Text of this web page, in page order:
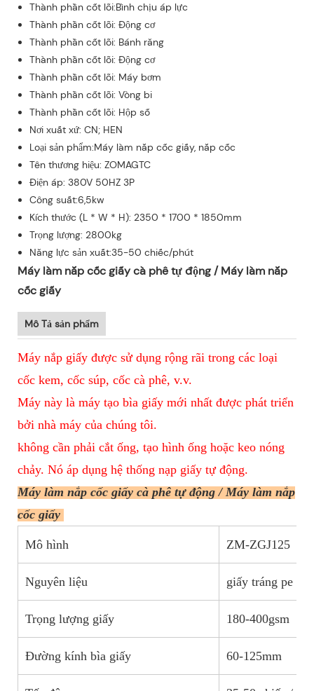
Thành phần cốt lõi:Bình chịu áp lực
Thành phần cốt lõi: Động cơ
Thành phần cốt lõi: Bánh răng
Thành phần cốt lõi: Động cơ
Thành phần cốt lõi: Máy bơm
Thành phần cốt lõi: Vòng bi
Thành phần cốt lõi: Hộp số
Nơi xuất xứ: CN; HEN
Loại sản phẩm:Máy làm nắp cốc giấy, nắp cốc
Tên thương hiệu: ZOMAGTC
Điện áp: 380V 50HZ 3P
Công suất:6,5kw
Kích thước (L * W * H): 2350 * 1700 * 1850mm
Trọng lượng: 2800kg
Năng lực sản xuất:35-50 chiếc/phút
Máy làm nắp cốc giấy cà phê tự động / Máy làm nắp
cốc giấy
Mô Tả sản phẩm
Máy nắp giấy được sử dụng rộng rãi trong các loại
cốc kem, cốc súp, cốc cà phê, v.v.
Máy này là máy tạo bìa giấy mới nhất được phát triển
bởi nhà máy của chúng tôi.
không cần phải cắt ống, tạo hình ống hoặc keo nóng
chảy. Nó áp dụng hệ thống nạp giấy tự động.
Máy làm nắp cốc giấy cà phê tự động / Máy làm nắp
cốc giấy
Mô hình ZM-ZGJ125
Nguyên liệu giấy tráng pe
Trọng lượng giấy 180-400gsm
Đường kính bìa giấy 60-125mm